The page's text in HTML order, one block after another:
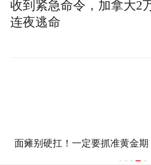
面瘫别硬扛！一定要抓准黄金期
收到紧急命令，加拿大2
连夜逃命